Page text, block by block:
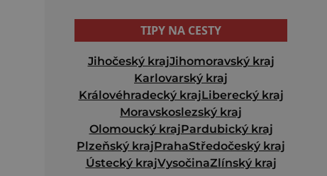
TIPY NA CESTY
Jihočeský krajJihomoravský kraj
Karlovarský kraj
Královéhradecký krajLiberecký kraj
Moravskoslezský kraj
Olomoucký krajPardubický kraj
Plzeňský krajPrahaStředočeský kraj
Ústecký krajVysočinaZlínský kraj